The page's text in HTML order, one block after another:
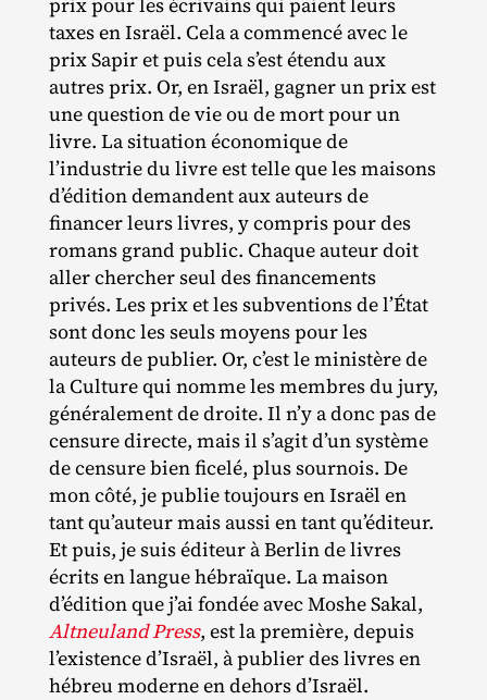
taxes en Israël. Cela a commencé avec le
prix Sapir et puis cela s’est étendu aux
autres prix. Or, en Israël, gagner un prix est
une question de vie ou de mort pour un
livre. La situation économique de
l’industrie du livre est telle que les maisons
d’édition demandent aux auteurs de
financer leurs livres, y compris pour des
romans grand public. Chaque auteur doit
aller chercher seul des financements
privés. Les prix et les subventions de l’État
sont donc les seuls moyens pour les
auteurs de publier. Or, c’est le ministère de
la Culture qui nomme les membres du jury,
généralement de droite. Il n’y a donc pas de
censure directe, mais il s’agit d’un système
de censure bien ficelé, plus sournois. De
mon côté, je publie toujours en Israël en
tant qu’auteur mais aussi en tant qu’éditeur.
Et puis, je suis éditeur à Berlin de livres
écrits en langue hébraïque. La maison
d’édition que j’ai fondée avec Moshe Sakal,
Altneuland Press, est la première, depuis
l’existence d’Israël, à publier des livres en
hébreu moderne en dehors d’Israël.